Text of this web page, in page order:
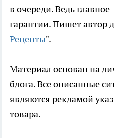
в очереди. Ведь
гарантии. Пишет автор
Рецепты".
Материал основан на
блога. Все описанные
являются рекламой
товара.